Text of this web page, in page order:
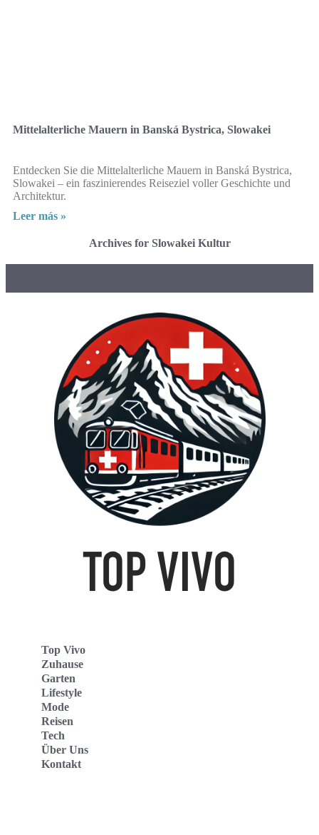
Mittelalterliche Mauern in Banská Bystrica, Slowakei
Entdecken Sie die Mittelalterliche Mauern in Banská Bystrica,
Slowakei – ein faszinierendes Reiseziel voller Geschichte und
Architektur.
Leer más »
Archives for Slowakei Kultur
Top Vivo
Zuhause
Garten
Lifestyle
Mode
Reisen
Tech
Über Uns
Kontakt